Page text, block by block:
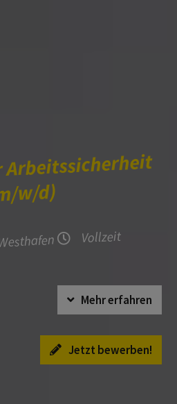
w/d)
Vollzeit
Mehr erfahren
Jetzt bewerben!